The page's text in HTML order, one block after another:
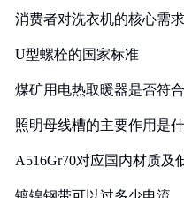
消费者对洗衣机的核心需
U型螺栓的国家标准
煤矿用电热取暖器是否符
照明母线槽的主要作用是
A516Gr70对应国内材质及